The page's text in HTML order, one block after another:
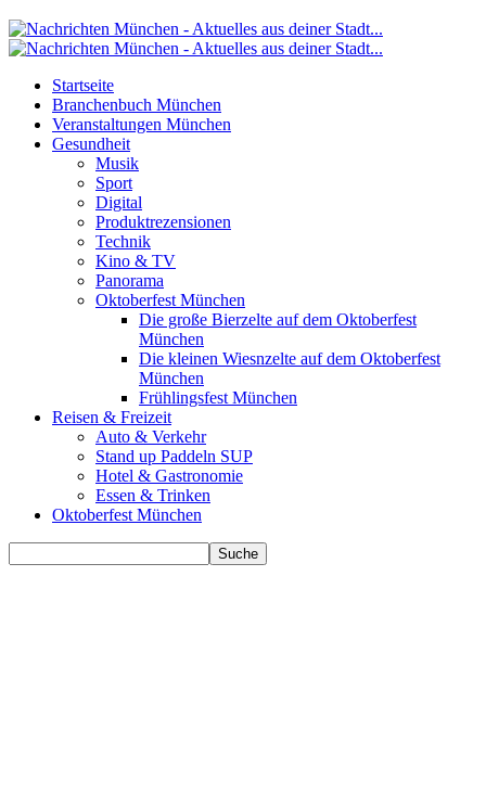
Startseite
Branchenbuch München
Veranstaltungen München
Gesundheit
Musik
Sport
Digital
Produktrezensionen
Technik
Kino & TV
Panorama
Oktoberfest München
Die große Bierzelte auf dem Oktoberfest
München
Die kleinen Wiesnzelte auf dem Oktoberfest
München
Frühlingsfest München
Reisen & Freizeit
Auto & Verkehr
Stand up Paddeln SUP
Hotel & Gastronomie
Essen & Trinken
Oktoberfest München